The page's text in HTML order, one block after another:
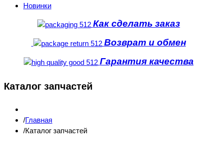
Новинки
Как сделать заказ
Возврат и обмен
Гарантия качества
Каталог запчастей
Главная
Каталог запчастей